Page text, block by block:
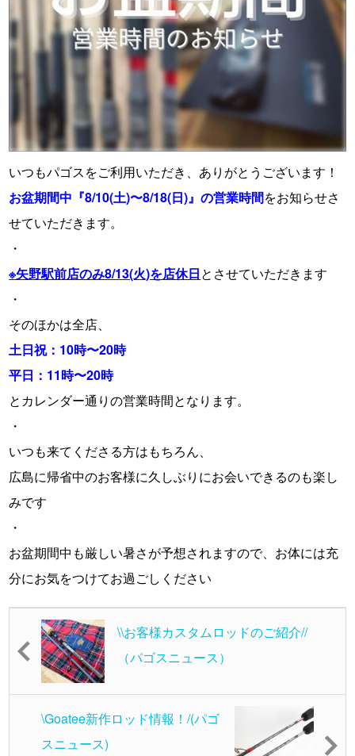
いつもパゴスをご利用いただき、ありがとうございます！
お盆期間中『8/10(土)〜8/18(日)』の営業時間をお知らせさ
せていただきます。
・
※矢野駅前店のみ8/13(火)を店休日とさせていただきます
・
そのほかは全店、
土日祝：10時〜20時
平日：11時〜20時
とカレンダー通りの営業時間となります。
・
いつも来てくださる方はもちろん、
広島に帰省中のお客様に久しぶりにお会いできるのも楽し
みです
・
お盆期間中も厳しい暑さが予想されますので、お体には充
分にお気をつけてお過ごしください
\\お客様カスタムロッドのご紹介//
（パゴスニュース）
\Goatee新作ロッド情報！/(パゴ
スニュース)